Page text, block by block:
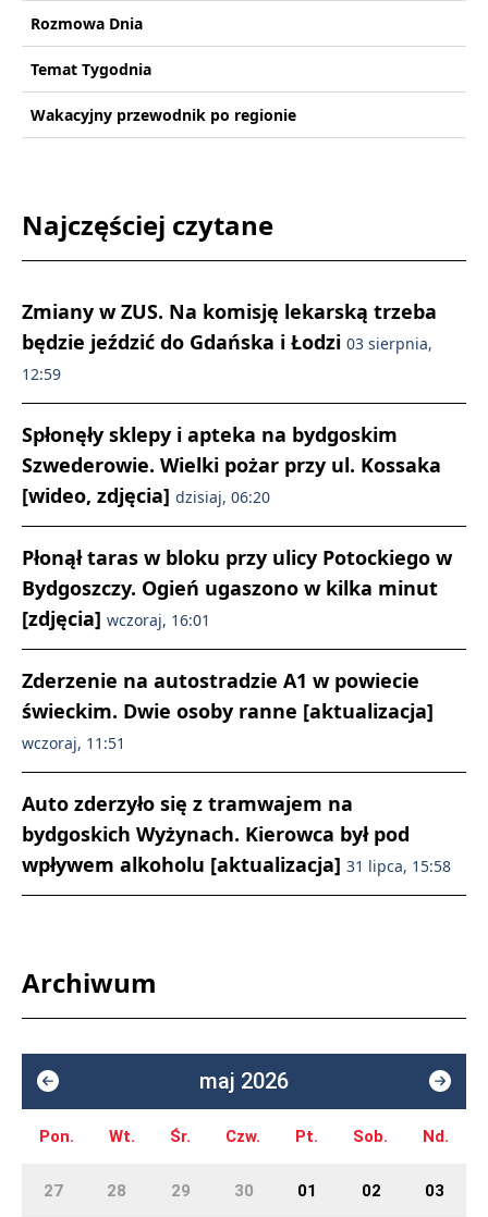
Rozmowa Dnia
Temat Tygodnia
Wakacyjny przewodnik po regionie
Najczęściej czytane
Zmiany w ZUS. Na komisję lekarską trzeba
będzie jeździć do Gdańska i Łodzi 03 sierpnia,
12:59
Spłonęły sklepy i apteka na bydgoskim
Szwederowie. Wielki pożar przy ul. Kossaka
[wideo, zdjęcia] dzisiaj, 06:20
Płonął taras w bloku przy ulicy Potockiego w
Bydgoszczy. Ogień ugaszono w kilka minut
[zdjęcia] wczoraj, 16:01
Zderzenie na autostradzie A1 w powiecie
świeckim. Dwie osoby ranne [aktualizacja]
wczoraj, 11:51
Auto zderzyło się z tramwajem na
bydgoskich Wyżynach. Kierowca był pod
wpływem alkoholu [aktualizacja] 31 lipca, 15:58
Archiwum
maj 2026
Pon. Wt. Śr. Czw. Pt. Sob. Nd.
27 28 29 30 01 02 03